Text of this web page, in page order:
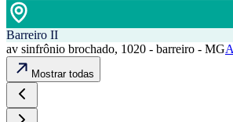
Barreiro II
av sinfrônio brochado, 1020 - barreiro - MG
Mostrar todas